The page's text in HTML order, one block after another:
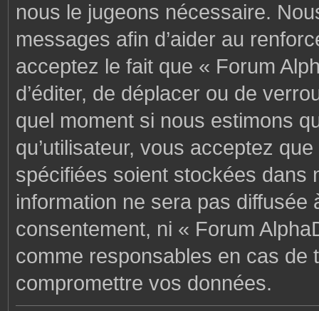
nous le jugeons nécessaire.
messages afin d’aider au
acceptez le fait que « Forum
d’éditer, de déplacer ou de
quel moment si nous estimons
qu’utilisateur, vous acceptez
spécifiées soient stockées dans
information ne sera pas
consentement, ni « Forum
comme responsables en cas de
compromettre vos données.